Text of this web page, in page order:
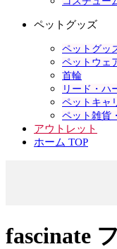
ペットグッズ
ペットグッ
ペットウェ
首輪
リード・ハ
ペットキャ
ペット雑貨
アウトレット
ホーム TOP
fascinate